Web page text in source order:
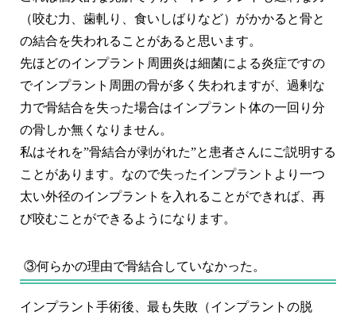
（咬む力、歯軋り、食いしばりなど）がかかると骨と
の結合を失われることがあると思います。
先ほどのインプラント周囲炎は細菌による炎症ですの
でインプラント周囲の骨が多く失われますが、過剰な
力で骨結合を失った場合はインプラント体の一回り分
の骨しか無くなりません。
私はそれを”骨結合が剥がれた”と患者さんにご説明する
ことがあります。なので失ったインプラントより一つ
太い外径のインプラントを入れることができれば、再
び咬むことができるようになります。
③何らかの理由で骨結合していなかった。
インプラント手術後、最も失敗（インプラントの脱